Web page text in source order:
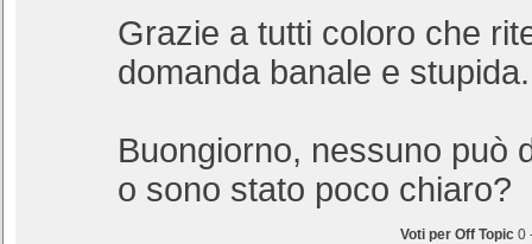
Grazie a tutti coloro che
domanda banale e stupida.
Buongiorno, nessuno può
o sono stato poco chiaro?
Voti per Off Topic 0